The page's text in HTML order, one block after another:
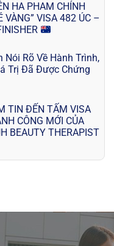
HA PHAM CHÍNH
VÀNG” VISA 482 ÚC –
Nói Rõ Về Hành Trình,
Trị Đã Được Chứng
TIN ĐẾN TẤM VISA
CÔNG MỚI CỦA
BEAUTY THERAPIST